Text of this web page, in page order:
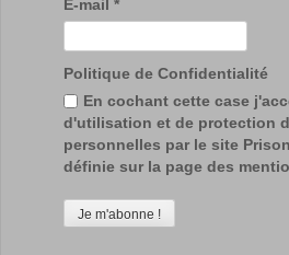
E-mail *
Politique de Confidentialité
En cochant cette case
d'utilisation et de protection
personnelles par le site
définie sur la page des